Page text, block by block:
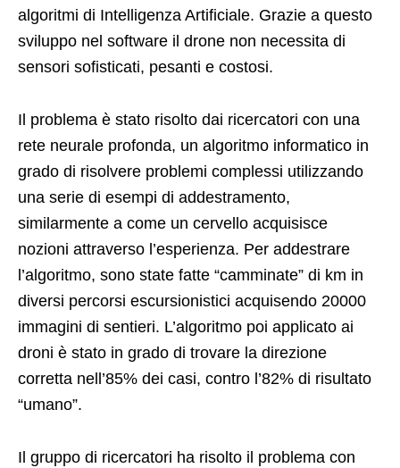
algoritmi di Intelligenza Artificiale. Grazie a questo
sviluppo nel software il drone non necessita di
sensori sofisticati, pesanti e costosi.
Il problema è stato risolto dai ricercatori con una
rete neurale profonda, un algoritmo informatico in
grado di risolvere problemi complessi utilizzando
una serie di esempi di addestramento,
similarmente a come un cervello acquisisce
nozioni attraverso l’esperienza. Per addestrare
l’algoritmo, sono state fatte “camminate” di km in
diversi percorsi escursionistici acquisendo 20000
immagini di sentieri. L’algoritmo poi applicato ai
droni è stato in grado di trovare la direzione
corretta nell’85% dei casi, contro l’82% di risultato
“umano”.
Il gruppo di ricercatori ha risolto il problema con